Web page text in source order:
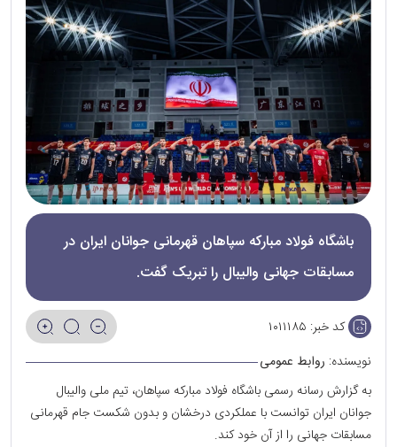
باشگاه فولاد مبارکه سپاهان قهرمانی جوانان ایران در
مسابقات جهانی والیبال را تبریک گفت.
کد خبر: ۱۰۱۱۱۸۵
نویسنده: روابط عمومی
به گزارش رسانه رسمی باشگاه فولاد مبارکه سپاهان، تیم ملی والیبال
جوانان ایران توانست با عملکردی درخشان و بدون شکست جام قهرمانی
مسابقات جهانی را از آن خود کند.